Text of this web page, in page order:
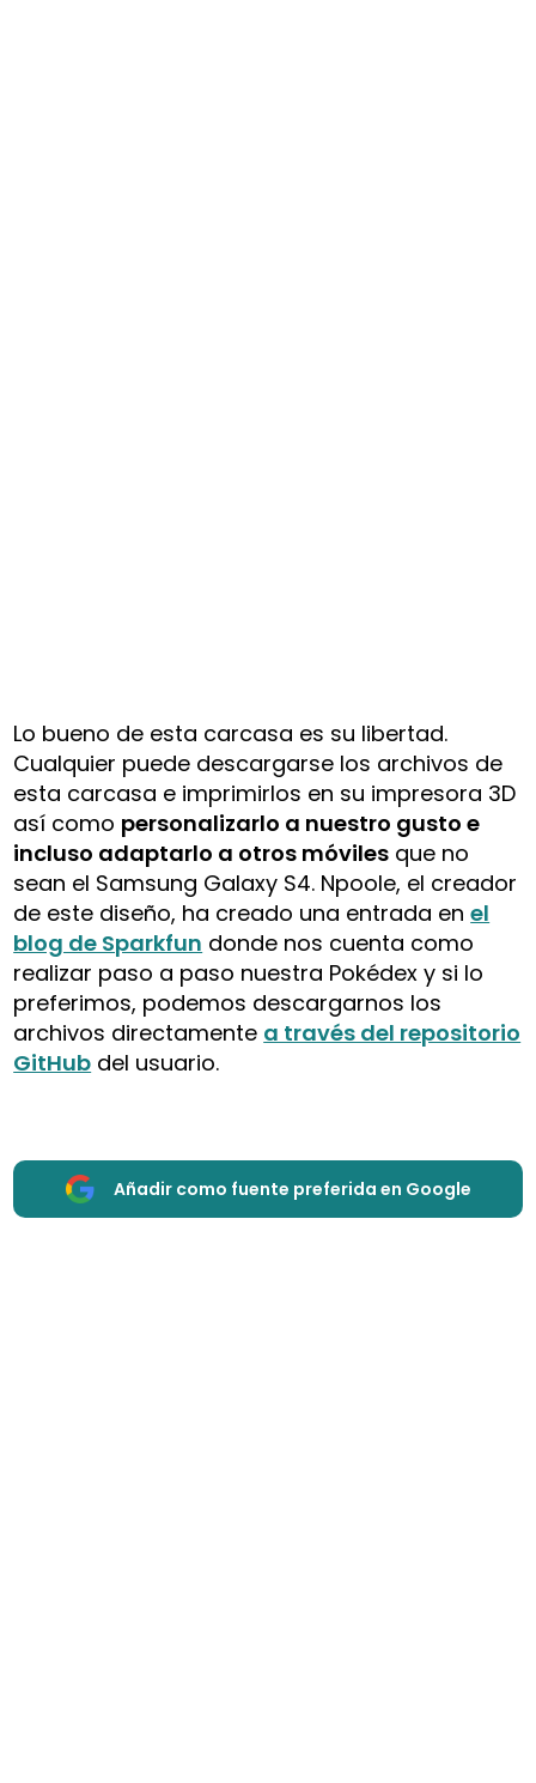
Lo bueno de esta carcasa es su libertad.
Cualquier puede descargarse los archivos de
esta carcasa e imprimirlos en su impresora 3D
así como personalizarlo a nuestro gusto e
incluso adaptarlo a otros móviles que no
sean el Samsung Galaxy S4. Npoole, el creador
de este diseño, ha creado una entrada enel
blog de Sparkfun donde nos cuenta como
realizar paso a paso nuestra Pokédex y si lo
preferimos, podemos descargarnos los
archivos directamente a través del repositorio
GitHub del usuario.
Añadir como fuente preferida en Google